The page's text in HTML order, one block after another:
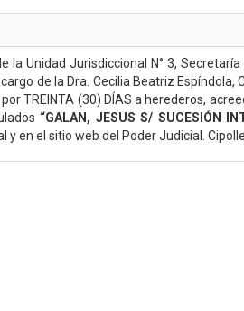
Unidad Jurisdiccional N° 3,
de la Dra. Cecilia Beatriz
TREINTA (30) DÍAS a herederos,
“GALAN, JESUS S/ SUCESIÓN
en el sitio web del Poder Judicial.